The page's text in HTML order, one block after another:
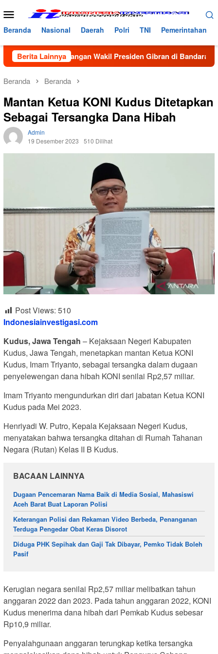
ke
konten
Menu
Mobile
Beranda Nasional Daerah Polri TNI Pemerintahan
Berita Lainnya
Kedatangan Wakil Presiden Gibran di Bandara
Beranda Beranda
Mantan Ketua KONI Kudus Ditetapkan
Sebagai Tersangka Dana Hibah
Admin
19 Desember 2023
510 Dilihat
Post Views: 510
Indonesiainvestigasi.com
Kudus, Jawa Tengah – Kejaksaan Negeri Kabupaten
Kudus, Jawa Tengah, menetapkan mantan Ketua KONI
Kudus, Imam Triyanto, sebagai tersangka dalam dugaan
penyelewengan dana hibah KONI senilai Rp2,57 miliar.
Imam Triyanto mengundurkan diri dari jabatan Ketua KONI
Kudus pada Mei 2023.
Henriyadi W. Putro, Kepala Kejaksaan Negeri Kudus,
menyatakan bahwa tersangka ditahan di Rumah Tahanan
Negara (Rutan) Kelas II B Kudus.
BACAAN LAINNYA
Dugaan Pencemaran Nama Baik di Media Sosial, Mahasiswi
Aceh Barat Buat Laporan Polisi
Keterangan Polisi dan Rekaman Video Berbeda, Penanganan
Terduga Pengedar Obat Keras Disorot
Diduga PHK Sepihak dan Gaji Tak Dibayar, Pemko Tidak Boleh
Pasif
Kerugian negara senilai Rp2,57 miliar melibatkan tahun
anggaran 2022 dan 2023. Pada tahun anggaran 2022, KONI
Kudus menerima dana hibah dari Pemkab Kudus sebesar
Rp10,9 miliar.
Penyalahgunaan anggaran terungkap ketika tersangka